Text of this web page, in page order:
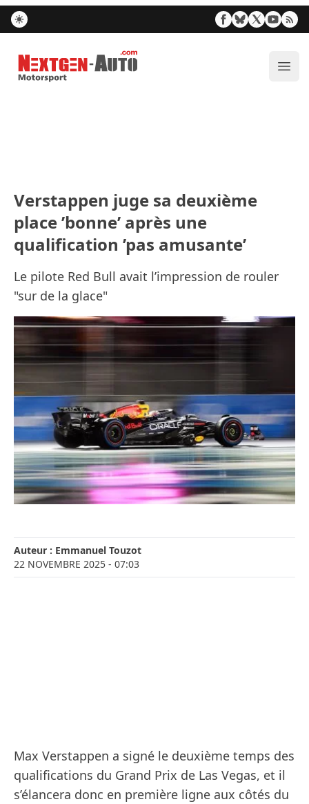
Nextgen-Auto.com
Verstappen juge sa deuxième
place ’bonne’ après une
qualification ’pas amusante’
Le pilote Red Bull avait l’impression de rouler
"sur de la glace"
Auteur : Emmanuel Touzot
22 NOVEMBRE 2025 - 07:03
Max Verstappen a signé le deuxième temps des
qualifications du Grand Prix de Las Vegas, et il
s’élancera donc en première ligne aux côtés du